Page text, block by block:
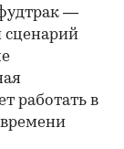
—
сценарий
работать в